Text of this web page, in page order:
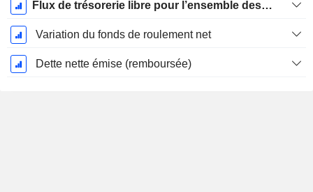
Flux de trésorerie libre pour l’ensemble des pourvoyeurs de fonds (créanciers et actionnaires) FCFF
Variation du fonds de roulement net
Dette nette émise (remboursée)